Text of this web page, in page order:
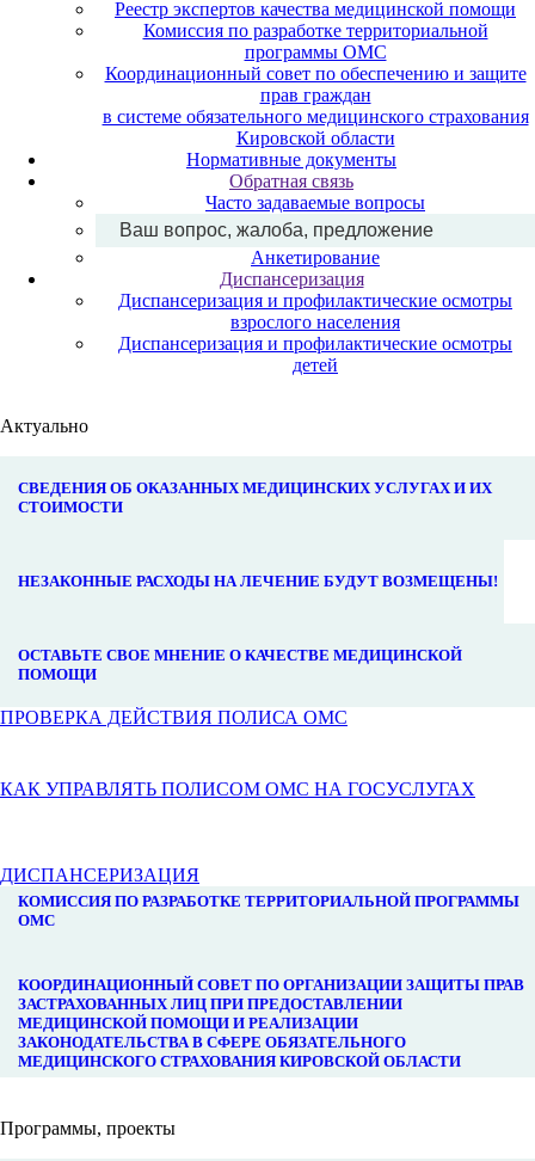
Реестр экспертов качества медицинской помощи
Комиссия по разработке территориальной
программы ОМС
Координационный совет по обеспечению и защите
прав граждан
в системе обязательного медицинского страхования
Кировской области
Нормативные документы
Обратная связь
Часто задаваемые вопросы
Ваш вопрос, жалоба, предложение
Анкетирование
Диспансеризация
Диспансеризация и профилактические осмотры
взрослого населения
Диспансеризация и профилактические осмотры
детей
Актуально
СВЕДЕНИЯ ОБ ОКАЗАННЫХ МЕДИЦИНСКИХ УСЛУГАХ И ИХ
СТОИМОСТИ
НЕЗАКОННЫЕ РАСХОДЫ НА ЛЕЧЕНИЕ БУДУТ ВОЗМЕЩЕНЫ!
ОСТАВЬТЕ СВОЕ МНЕНИЕ О КАЧЕСТВЕ МЕДИЦИНСКОЙ
ПОМОЩИ
ПРОВЕРКА ДЕЙСТВИЯ ПОЛИСА ОМС
КАК УПРАВЛЯТЬ ПОЛИСОМ ОМС НА ГОСУСЛУГАХ
ДИСПАНСЕРИЗАЦИЯ
КОМИССИЯ ПО РАЗРАБОТКЕ ТЕРРИТОРИАЛЬНОЙ ПРОГРАММЫ
ОМС
КООРДИНАЦИОННЫЙ СОВЕТ ПО ОРГАНИЗАЦИИ ЗАЩИТЫ ПРАВ
ЗАСТРАХОВАННЫХ ЛИЦ ПРИ ПРЕДОСТАВЛЕНИИ
МЕДИЦИНСКОЙ ПОМОЩИ И РЕАЛИЗАЦИИ
ЗАКОНОДАТЕЛЬСТВА В СФЕРЕ ОБЯЗАТЕЛЬНОГО
МЕДИЦИНСКОГО СТРАХОВАНИЯ КИРОВСКОЙ ОБЛАСТИ
Программы, проекты